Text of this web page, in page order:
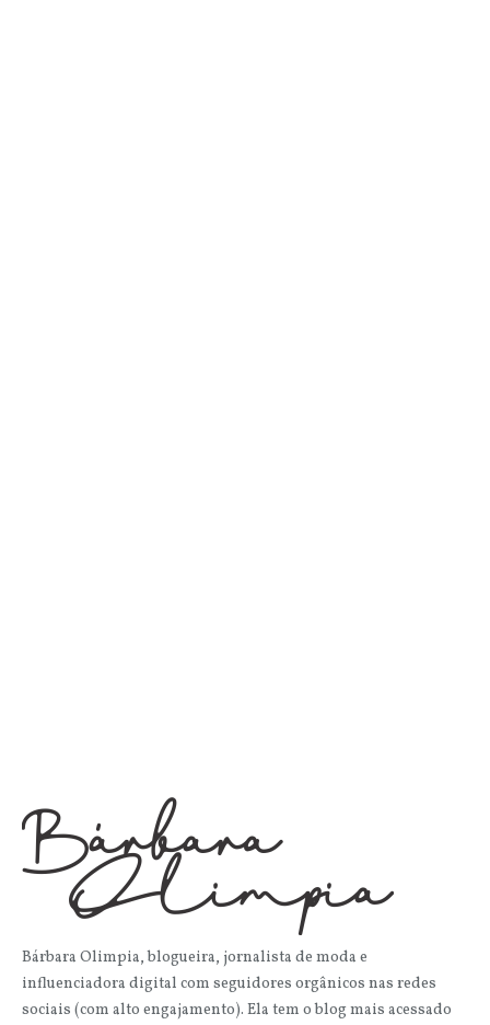
Bárbara Olimpia, blogueira, jornalista de moda e
influenciadora digital com seguidores orgânicos nas redes
sociais (com alto engajamento). Ela tem o blog mais acessado